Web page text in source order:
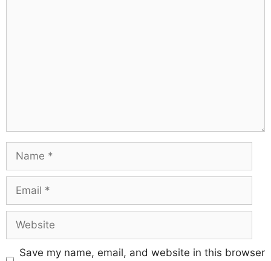
Save my name, email, and website in this browser